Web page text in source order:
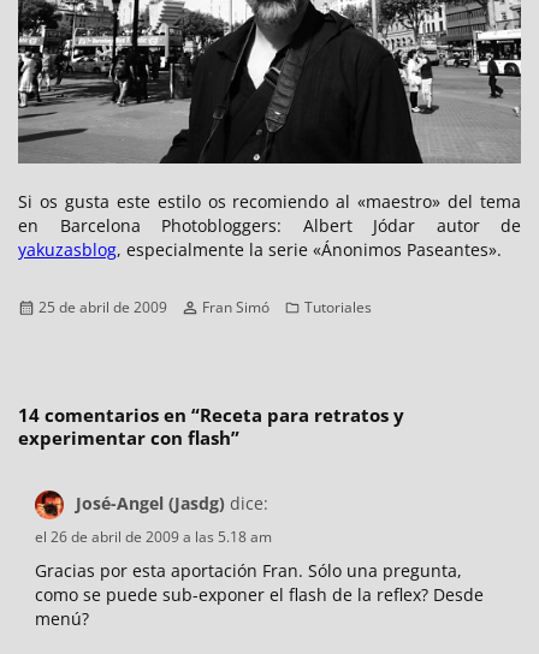
Si os gusta este estilo os recomiendo al «maestro» del tema
en Barcelona Photobloggers: Albert Jódar autor de
yakuzasblog, especialmente la serie «Ánonimos Paseantes».
Publicado
25 de abril de 2009 Autor
Fran Simó Categorías
Tutoriales
14 comentarios en “Receta para retratos y
experimentar con flash”
José-Angel (Jasdg) dice:
el 26 de abril de 2009 a las 5.18 am
Gracias por esta aportación Fran. Sólo una pregunta,
como se puede sub-exponer el flash de la reflex? Desde
menú?